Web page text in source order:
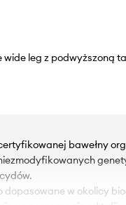
wide leg z podwyższoną
bawełny
dopasowane w okolicy